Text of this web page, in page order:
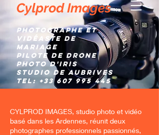
Cylprod Images
Photographe et
Vidéaste de
mariage
Pilote de Drone
Photo d'IRIS
Studio de AUBRIVES
TEL: +33 607 995 445
CYLPROD IMAGES, studio photo et vidéo
basé dans les Ardennes, réunit deux
photographes professionnels passionnés,